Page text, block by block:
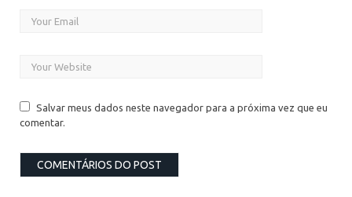
Salvar meus dados neste navegador para a próxima vez que eu
comentar.